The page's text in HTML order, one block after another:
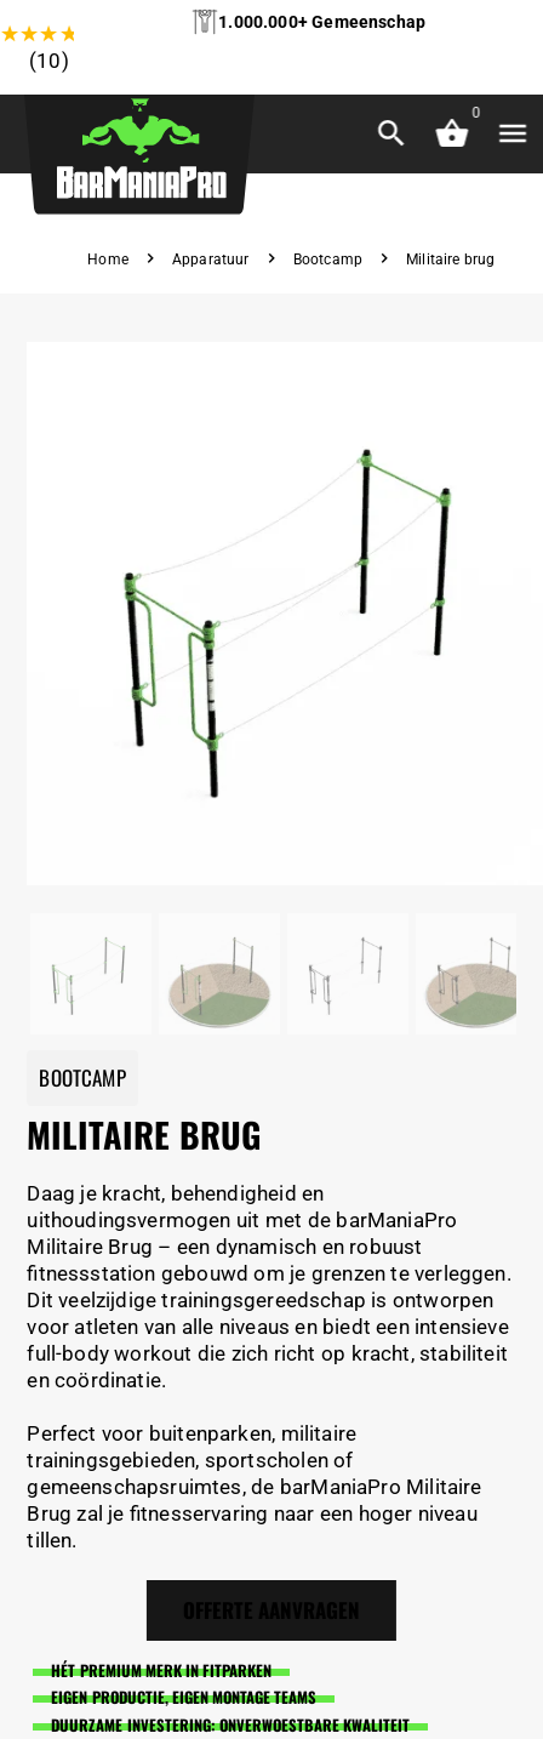
★★★★
(10)
1.000.000+ Gemeenschap
0
Home Apparatuur Bootcamp Militaire brug
BOOTCAMP
MILITAIRE BRUG
Daag je kracht, behendigheid en
uithoudingsvermogen uit met de barManiaPro
Militaire Brug – een dynamisch en robuust
fitnessstation gebouwd om je grenzen te verleggen.
Dit veelzijdige trainingsgereedschap is ontworpen
voor atleten van alle niveaus en biedt een intensieve
full-body workout die zich richt op kracht, stabiliteit
en coördinatie.
Perfect voor buitenparken, militaire
trainingsgebieden, sportscholen of
gemeenschapsruimtes, de barManiaPro Militaire
Brug zal je fitnesservaring naar een hoger niveau
tillen.
HÉT PREMIUM MERK IN FITPARKEN
EIGEN PRODUCTIE, EIGEN MONTAGE TEAMS
DUURZAME INVESTERING: ONVERWOESTBARE KWALITEIT